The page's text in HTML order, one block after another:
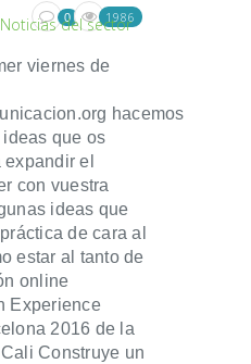
Noticias del sector
0 1986
viernes de
hacemos
que os
el
con vuestra
ideas que
de cara al
estar al tanto de
online
Experience
2016 de la
Construye un